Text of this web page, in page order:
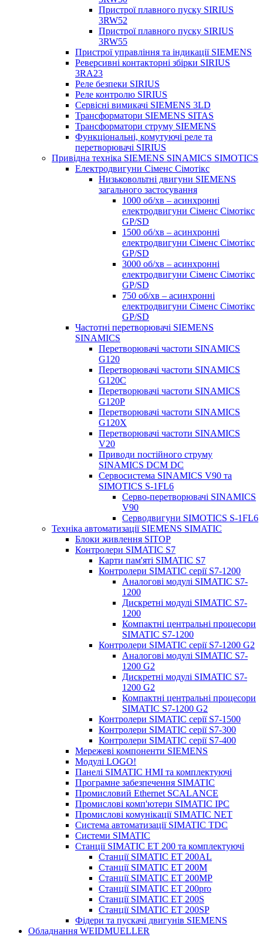
Пристрої плавного пуску SIRIUS
3RW52
Пристрої плавного пуску SIRIUS
3RW55
Пристрої управління та індикації SIEMENS
Реверсивні контакторні збірки SIRIUS
3RA23
Реле безпеки SIRIUS
Реле контролю SIRIUS
Сервісні вимикачі SIEMENS 3LD
Трансформатори SIEMENS SITAS
Трансформатори струму SIEMENS
Функціональні, комутуючі реле та
перетворювачі SIRIUS
Привідна техніка SIEMENS SINAMICS SIMOTICS
Електродвигуни Сіменс Сімотікс
Низьковольтні двигуни SIEMENS
загального застосування
1000 об/хв – асинхронні
електродвигуни Сіменс Сімотікс
GP/SD
1500 об/хв – асинхронні
електродвигуни Сіменс Сімотікс
GP/SD
3000 об/хв – асинхронні
електродвигуни Сіменс Сімотікс
GP/SD
750 об/хв – асинхронні
електродвигуни Сіменс Сімотікс
GP/SD
Частотні перетворювачі SIEMENS
SINAMICS
Перетворювачі частоти SINAMICS
G120
Перетворювачі частоти SINAMICS
G120C
Перетворювачі частоти SINAMICS
G120P
Перетворювачі частоти SINAMICS
G120X
Перетворювачі частоти SINAMICS
V20
Приводи постійного струму
SINAMICS DCM DC
Сервосистема SINAMICS V90 та
SIMOTICS S-1FL6
Серво-перетворювачі SINAMICS
V90
Серводвигуни SIMOTICS S-1FL6
Техніка автоматизації SIEMENS SIMATIC
Блоки живлення SITOP
Контролери SIMATIC S7
Карти пам'яті SIMATIC S7
Контролери SIMATIC серії S7-1200
Аналогові модулі SIMATIC S7-
1200
Дискретні модулі SIMATIC S7-
1200
Компактні центральні процесори
SIMATIC S7-1200
Контролери SIMATIC серії S7-1200 G2
Аналогові модулі SIMATIC S7-
1200 G2
Дискретні модулі SIMATIC S7-
1200 G2
Компактні центральні процесори
SIMATIC S7-1200 G2
Контролери SIMATIC серії S7-1500
Контролери SIMATIC серії S7-300
Контролери SIMATIC серії S7-400
Мережеві компоненти SIEMENS
Модулі LOGO!
Панелі SIMATIC HMI та комплектуючі
Програмне забезпечення SIMATIC
Промисловий Ethernet SCALANCE
Промислові комп'ютери SIMATIC IPC
Промислові комунікації SIMATIC NET
Система автоматизації SIMATIC TDC
Системи SIMATIC
Станції SIMATIC ET 200 та комплектуючі
Станції SIMATIC ET 200AL
Станції SIMATIC ET 200M
Станції SIMATIC ET 200MP
Станції SIMATIC ET 200pro
Станції SIMATIC ET 200S
Станції SIMATIC ET 200SP
Фідери та пускачі двигунів SIEMENS
Обладнання WEIDMUELLER